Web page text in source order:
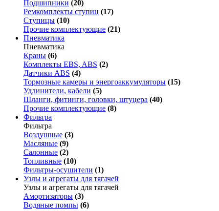
Подшипники (20)
Ремкомплекты ступиц (17)
Ступицы (10)
Прочие комплектующие (21)
Пневматика
Пневматика
Краны (6)
Комплекты EBS, ABS (2)
Датчики ABS (4)
Тормозные камеры и энергоаккумуляторы (15)
Удлинители, кабели (5)
Шланги, фитинги, головки, штуцера (40)
Прочие комплектующие (8)
Фильтра
Фильтра
Воздушные (3)
Масляные (9)
Салонные (2)
Топливные (10)
Фильтры-осушители (1)
Узлы и агрегаты для тягачей
Узлы и агрегаты для тягачей
Амортизаторы (3)
Водяные помпы (6)